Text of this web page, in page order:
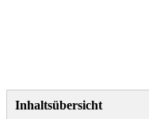
Inhaltsübersicht